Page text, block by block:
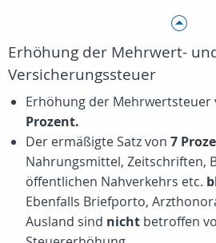
Erhöhung der Mehrwert-
Versicherungssteuer
Erhöhung der Mehrwertsteuer
Prozent.
Der ermäßigte Satz von 7
Nahrungsmittel, Zeitschriften,
öffentlichen Nahverkehrs etc.
Ebenfalls Briefporto,
Ausland sind nicht betroffen